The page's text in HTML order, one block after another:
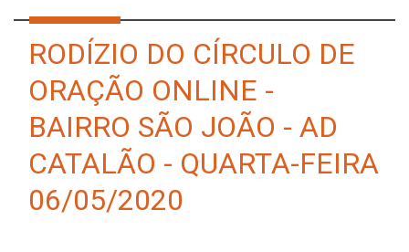
RODÍZIO DO CÍRCULO DE
ORAÇÃO ONLINE -
BAIRRO SÃO JOÃO - AD
CATALÃO - QUARTA-FEIRA
06/05/2020